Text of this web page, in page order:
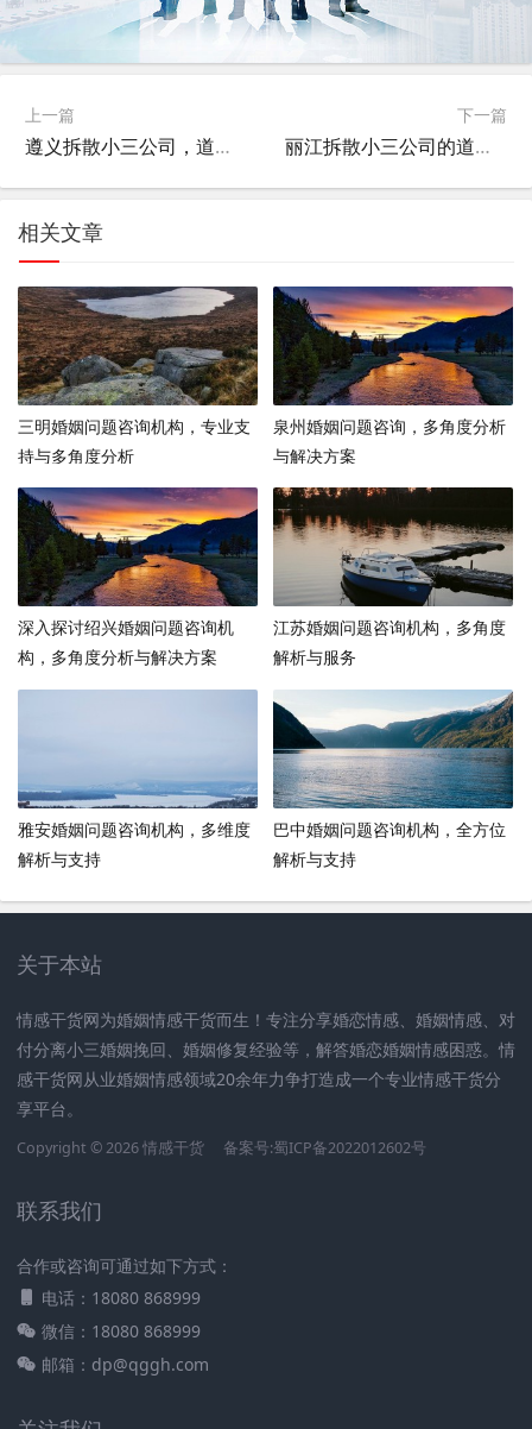
上一篇
遵义拆散小三公司，道德与法律的边界探讨
下一篇
丽江拆散小三公司的道德与法律边界探讨
相关文章
三明婚姻问题咨询机构，专业支
持与多角度分析
泉州婚姻问题咨询，多角度分析
与解决方案
深入探讨绍兴婚姻问题咨询机
构，多角度分析与解决方案
江苏婚姻问题咨询机构，多角度
解析与服务
雅安婚姻问题咨询机构，多维度
解析与支持
巴中婚姻问题咨询机构，全方位
解析与支持
关于本站
情感干货网为婚姻情感干货而生！专注分享婚恋情感、婚姻情感、对
付分离小三婚姻挽回、婚姻修复经验等，解答婚恋婚姻情感困惑。情
感干货网从业婚姻情感领域20余年力争打造成一个专业情感干货分
享平台。
Copyright © 2026 情感干货 备案号:蜀ICP备2022012602号
联系我们
合作或咨询可通过如下方式：
电话：18080 868999
微信：18080 868999
邮箱：dp@qggh.com